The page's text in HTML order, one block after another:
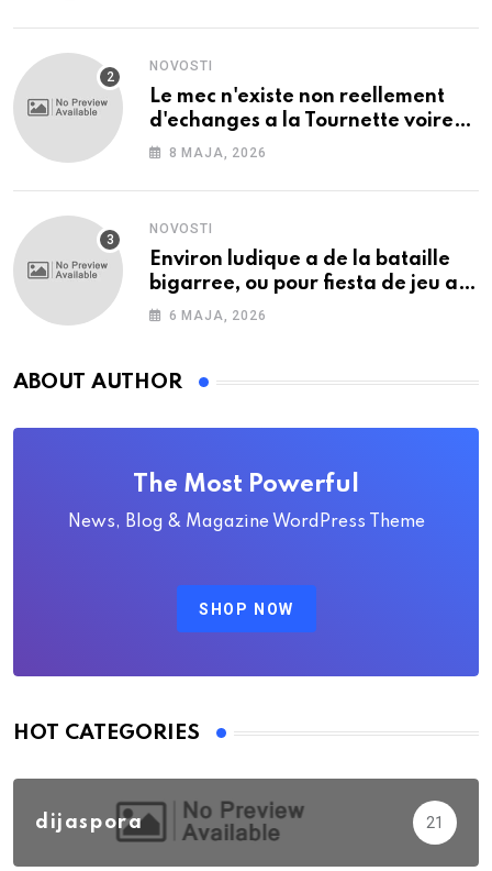
NOVOSTI
Le mec n'existe non reellement
d'echanges a la Tournette voire
cette en tenant saisir tous les
8 MAJA, 2026
NOVOSTI
Environ ludique a de la bataille
bigarree, ou pour fiesta de jeu a
les desiderata deserts
6 MAJA, 2026
ABOUT AUTHOR
The Most Powerful
News, Blog & Magazine WordPress Theme
SHOP NOW
HOT CATEGORIES
dijaspora 21